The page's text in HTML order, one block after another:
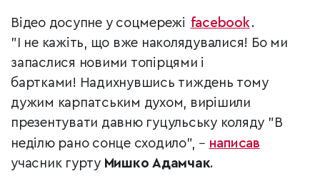
Відео досупне у соцмережі facebook.
"І не кажіть, що вже наколядувалися! Бо ми
запаслися новими топірцями і
бартками! Надихнувшись тиждень тому
дужим карпатським духом, вирішили
презентувати давню гуцульську коляду "В
неділю рано сонце сходило", – написав
учасник гурту Мишко Адамчак.